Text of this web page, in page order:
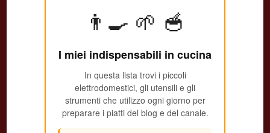
👨‍🍳 🌱 🥣
I miei indispensabili in cucina
In questa lista trovi i piccoli
elettrodomestici, gli utensili e gli
strumenti che utilizzo ogni giorno per
preparare i piatti del blog e del canale.